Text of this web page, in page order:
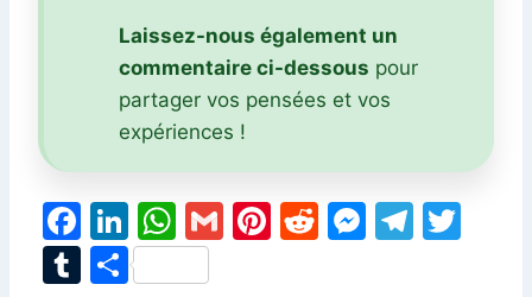
Laissez-nous également un
commentaire ci-dessous pour
partager vos pensées et vos
expériences !
F
a
Li
n
W
h
G
Pi R
M T
T P